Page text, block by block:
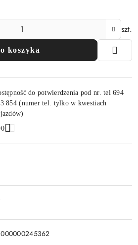
szt.
koszyka
do potwierdzenia pod nr. tel 694
854 (numer tel. tylko w kwestiach